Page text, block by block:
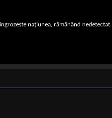
națiunea, rămânând nedetectat.